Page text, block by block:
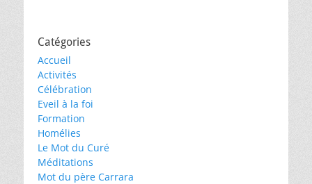
Catégories
Accueil
Activités
Célébration
Eveil à la foi
Formation
Homélies
Le Mot du Curé
Méditations
Mot du père Carrara